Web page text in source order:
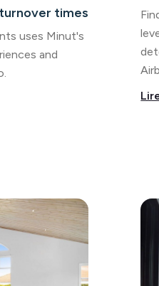
times
uses Minut's
and